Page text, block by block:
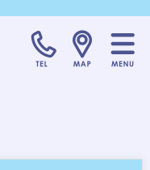
TELL:0120-